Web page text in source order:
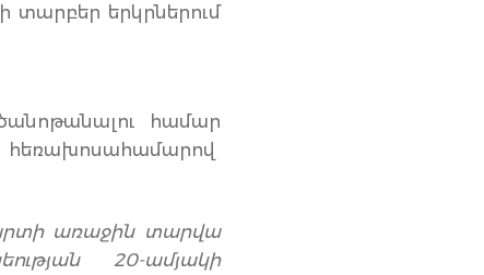
երկրներում
համար
հեռախոսահամարով
առաջին տարվա
20-ամյակի